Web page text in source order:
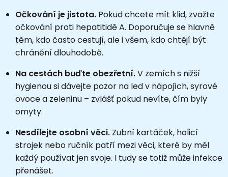
Očkování je jistota. Pokud chcete mít klid, zvažte
očkování proti hepatitidě A. Doporučuje se hlavně
těm, kdo často cestují, ale i všem, kdo chtějí být
chránění dlouhodobě.
Na cestách buďte obezřetní.V zemích s nižší
hygienou si dávejte pozor na led v nápojích, syrové
ovoce a zeleninu – zvlášť pokud nevíte, čím byly
omyty.
Nesdílejte osobní věci. Zubní kartáček, holicí
strojek nebo ručník patří mezi věci, které by měl
každý používat jen svoje. I tudy se totiž může infekce
přenášet.